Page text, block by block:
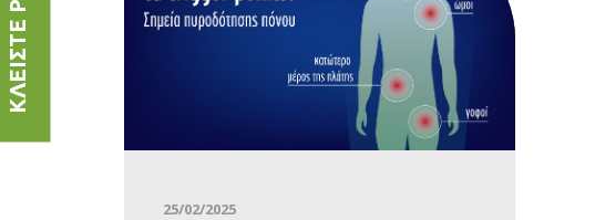
25/02/2025